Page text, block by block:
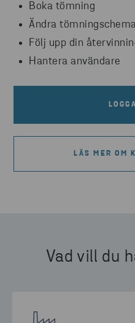
Boka tömning
Ändra
Följ upp din
Hantera användare
LÄS MER OM
Vad vill du